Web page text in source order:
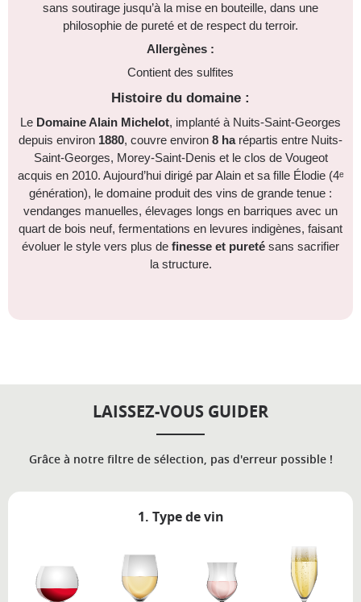
sans soutirage jusqu’à la mise en bouteille, dans une
philosophie de pureté et de respect du terroir.
Allergènes :
Contient des sulfites
Histoire du domaine :
Le Domaine Alain Michelot, implanté à Nuits-Saint-Georges
depuis environ 1880, couvre environ 8 harépartis entre Nuits-
Saint-Georges, Morey-Saint-Denis et le clos de Vougeot
acquis en 2010. Aujourd’hui dirigé par Alain et sa fille Élodie (4ᵉ
génération), le domaine produit des vins de grande tenue :
vendanges manuelles, élevages longs en barriques avec un
quart de bois neuf, fermentations en levures indigènes, faisant
évoluer le style vers plus de finesse et pureté sans sacrifier
la structure.
LAISSEZ-VOUS GUIDER
Grâce à notre filtre de sélection, pas d'erreur possible !
1. Type de vin